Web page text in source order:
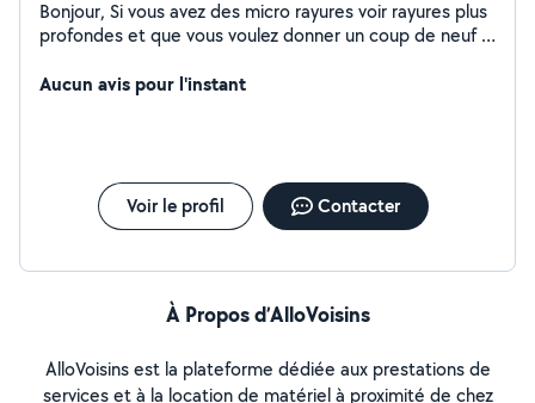
Bonjour, Si vous avez des micro rayures voir rayures plus
profondes et que vous voulez donner un coup de neuf a
Aucun avis pour l'instant
Voir le profil Contacter
À Propos d’AlloVoisins
AlloVoisins est la plateforme dédiée aux prestations de
services et à la location de matériel à proximité de chez